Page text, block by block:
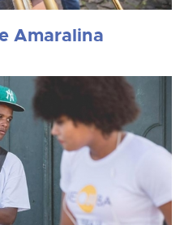
Amaralina